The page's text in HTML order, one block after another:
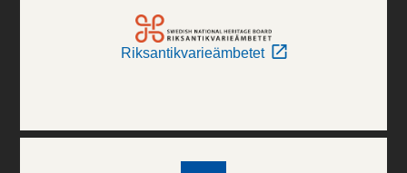
Riksantikvarieämbetet